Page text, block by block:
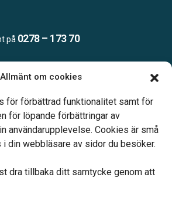
Allmänt om cookies
för förbättrad funktionalitet samt för
för löpande förbättringar av
användarupplevelse. Cookies är små
din webbläsare av sidor du besöker.
dra tillbaka ditt samtycke genom att
på 0278 – 173 70
telefonöverenskommelse
hjälper dig med familjejuridiken –